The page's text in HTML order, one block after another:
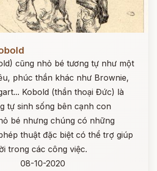
cũng nhỏ bé tương tự như một
phúc thần khác như Brownie,
Kobold (thần thoại Đức) là
tự sinh sống bên cạnh con
bé nhưng chúng có những
thuật đặc biệt có thể trợ giúp
trong các công việc.
08-10-2020